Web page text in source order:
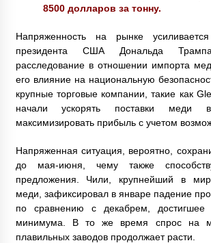
8500 долларов за тонну.
Напряженность на рынке
президента США Дональда Трампа
расследование в отношении импорта
его влияние на национальную
крупные торговые компании, такие как
начали ускорять поставки
максимизировать прибыль с учетом
Напряженная ситуация, вероятно,
до мая-июня, чему также
предложения. Чили, крупнейший в
меди, зафиксировал в январе падение
по сравнению с декабрем, достигшее
минимума. В то же время спрос на
плавильных заводов продолжает расти.